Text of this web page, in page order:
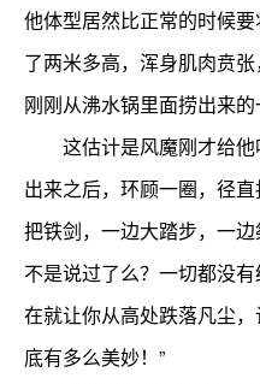
他体型居然比正常的时候
了两米多高，浑身肌肉贲
刚刚从沸水锅里面捞出来的
这估计是风魔刚才给他
出来之后，环顾一圈，径
把铁剑，一边大踏步，一
不是说过了么？一切都没
在就让你从高处跌落凡尘
底有多么美妙！”